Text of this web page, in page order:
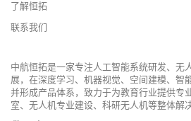
了解恒拓
联系我们
中航恒拓是一家专注人工智能系统研发、无
展，在深度学习、机器视觉、空间建模、智
并形成产品体系，致力于为教育行业提供专
室、无人机专业建设、科研无人机等整体解